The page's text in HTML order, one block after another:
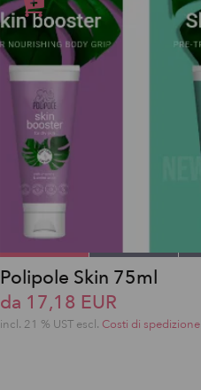
Polipole Skin 75ml
da 17,18 EUR
incl. 21 % UST escl. Costi di spedizione